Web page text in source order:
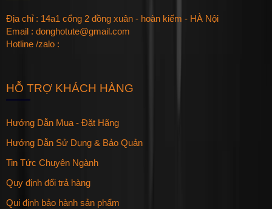
Địa chỉ : 14a1 cổng 2 đồng xuân - hoàn kiếm - HÀ Nội
Email : donghotute@gmail.com
Hotline /zalo :
HỖ TRỢ KHÁCH HÀNG
Hướng Dẫn Mua - Đặt Hãng
Hướng Dẫn Sử Dụng & Bảo Quản
Tin Tức Chuyên Ngành
Quy định đổi trả hàng
Qui định bảo hành sản phẩm